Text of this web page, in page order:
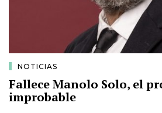
NOTICIAS
Fallece Manolo Solo, el
improbable